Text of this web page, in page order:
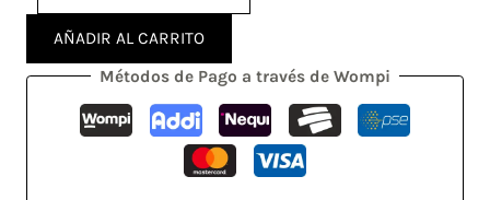
AÑADIR AL CARRITO
Métodos de Pago a través de Wompi